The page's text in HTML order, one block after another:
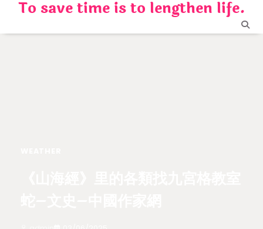
content
To save time is to lengthen life.